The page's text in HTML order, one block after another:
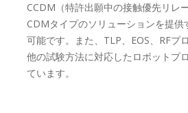
CCDM（特許出願中の接触優先リレ
CDMタイプのソリューションを提供
可能です。また、TLP、EOS、RFプ
他の試験方法に対応したロボットプ
ています。